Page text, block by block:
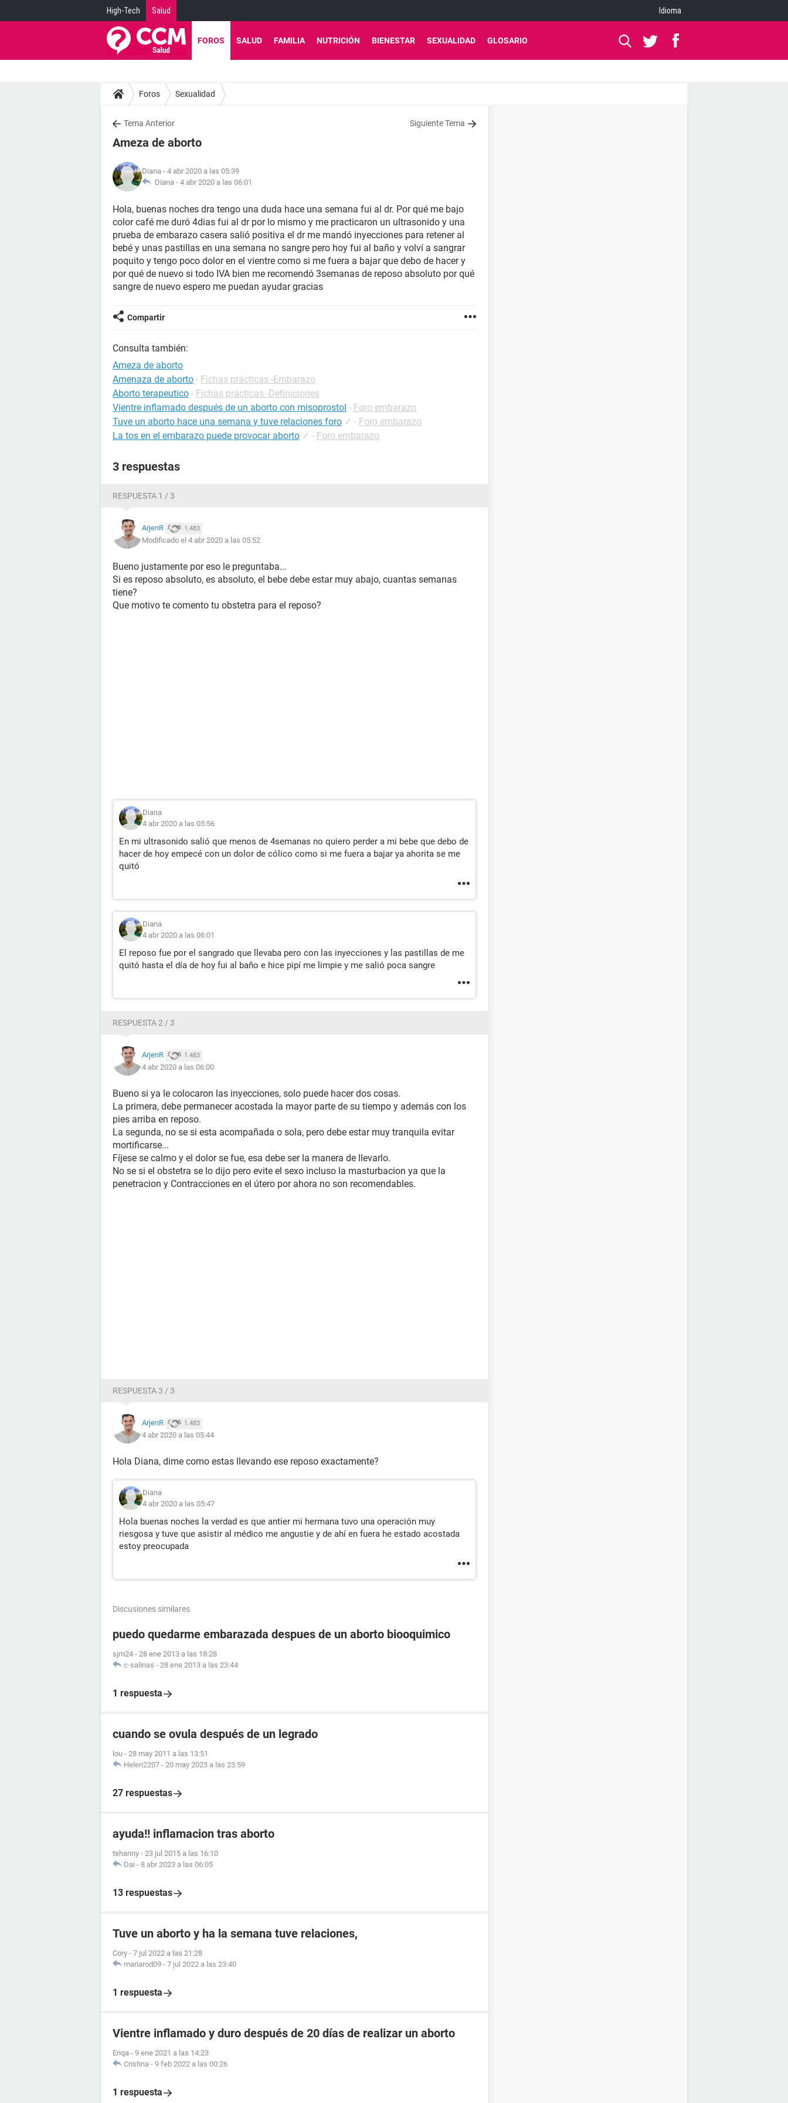
High-Tech Salud Idioma
FOROS SALUD FAMILIA NUTRICIÓN BIENESTAR SEXUALIDAD GLOSARIO
Foros Sexualidad
Tema Anterior Siguiente Tema
Ameza de aborto
Diana - 4 abr 2020 a las 05:39
Diana - 4 abr 2020 a las 06:01
Hola, buenas noches dra tengo una duda hace una semana fui al dr. Por qué me bajo
color café me duró 4dias fui al dr por lo mismo y me practicaron un ultrasonido y una
prueba de embarazo casera salió positiva el dr me mandó inyecciones para retener al
bebé y unas pastillas en una semana no sangre pero hoy fui al baño y volví a sangrar
poquito y tengo poco dolor en el vientre como si me fuera a bajar que debo de hacer y
por qué de nuevo si todo IVA bien me recomendó 3semanas de reposo absoluto por qué
sangre de nuevo espero me puedan ayudar gracias
Compartir
Consulta también:
Ameza de aborto
Amenaza de aborto - Fichas prácticas -Embarazo
Aborto terapeutico - Fichas prácticas -Definiciones
Vientre inflamado después de un aborto con misoprostol - Foro embarazo
Tuve un aborto hace una semana y tuve relaciones foro ✓ - Foro embarazo
La tos en el embarazo puede provocar aborto ✓ - Foro embarazo
3 respuestas
RESPUESTA 1 / 3
ArjenR 1.483
Modificado el 4 abr 2020 a las 05:52
Bueno justamente por eso le preguntaba...
Si es reposo absoluto, es absoluto, el bebe debe estar muy abajo, cuantas semanas
tiene?
Que motivo te comento tu obstetra para el reposo?
Diana
4 abr 2020 a las 05:56
En mi ultrasonido salió que menos de 4semanas no quiero perder a mi bebe que debo de
hacer de hoy empecé con un dolor de cólico como si me fuera a bajar ya ahorita se me
quitó
Diana
4 abr 2020 a las 06:01
El reposo fue por el sangrado que llevaba pero con las inyecciones y las pastillas de me
quitó hasta el día de hoy fui al baño e hice pipí me limpie y me salió poca sangre
RESPUESTA 2 / 3
ArjenR 1.483
4 abr 2020 a las 06:00
Bueno si ya le colocaron las inyecciones, solo puede hacer dos cosas.
La primera, debe permanecer acostada la mayor parte de su tiempo y además con los
pies arriba en reposo.
La segunda, no se si esta acompañada o sola, pero debe estar muy tranquila evitar
mortificarse...
Fíjese se calmo y el dolor se fue, esa debe ser la manera de llevarlo.
No se si el obstetra se lo dijo pero evite el sexo incluso la masturbacion ya que la
penetracion y Contracciones en el útero por ahora no son recomendables.
RESPUESTA 3 / 3
ArjenR 1.483
4 abr 2020 a las 05:44
Hola Diana, dime como estas llevando ese reposo exactamente?
Diana
4 abr 2020 a las 05:47
Hola buenas noches la verdad es que antier mi hermana tuvo una operación muy
riesgosa y tuve que asistir al médico me angustie y de ahí en fuera he estado acostada
estoy preocupada
Discusiones similares
puedo quedarme embarazada despues de un aborto biooquimico
sjm24 - 28 ene 2013 a las 18:28
c-salinas - 28 ene 2013 a las 23:44
1 respuesta
cuando se ovula después de un legrado
lou - 28 may 2011 a las 13:51
Helen2207 - 20 may 2023 a las 23:59
27 respuestas
ayuda!! inflamacion tras aborto
tehanny - 23 jul 2015 a las 16:10
Dai - 8 abr 2023 a las 06:05
13 respuestas
Tuve un aborto y ha la semana tuve relaciones,
Cory - 7 jul 2022 a las 21:28
mariarod09 - 7 jul 2022 a las 23:40
1 respuesta
Vientre inflamado y duro después de 20 días de realizar un aborto
Eriqa - 9 ene 2021 a las 14:23
Cristina - 9 feb 2022 a las 00:26
1 respuesta